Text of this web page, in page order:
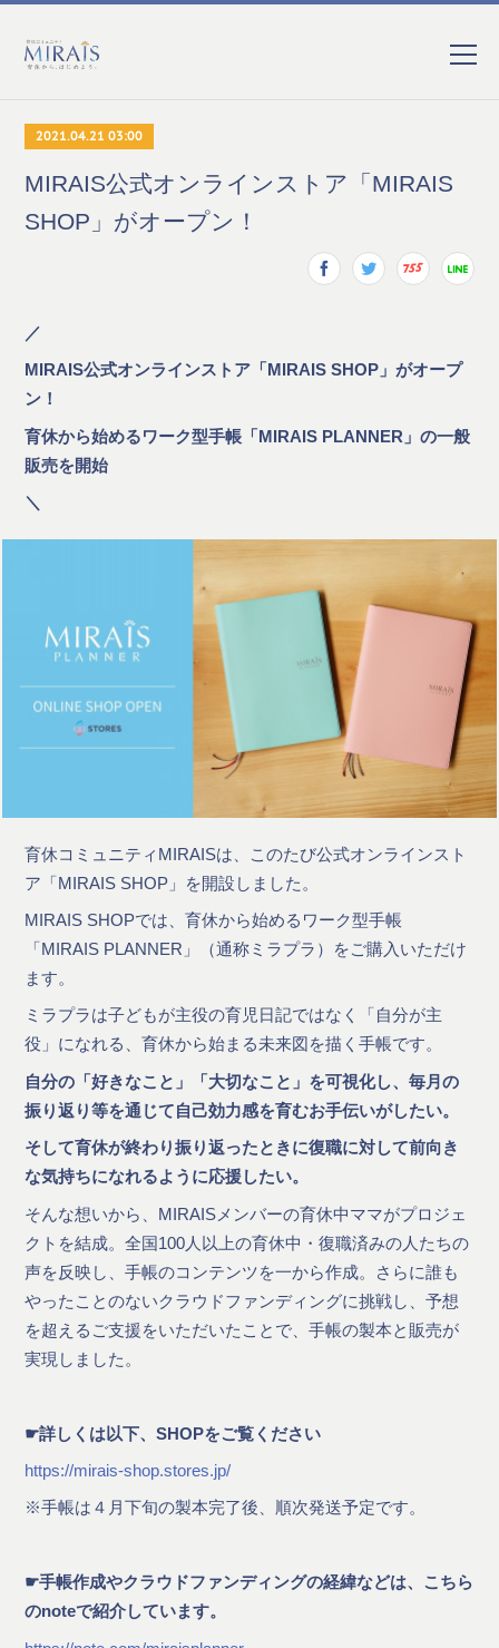
2021.04.21 03:00
MIRAIS公式オンラインストア「MIRAIS
SHOP」がオープン！
／
MIRAIS公式オンラインストア「MIRAIS SHOP」がオープ
ン！
育休から始めるワーク型手帳「MIRAIS PLANNER」の一般
販売を開始
＼
育休コミュニティMIRAISは、このたび公式オンラインスト
ア「MIRAIS SHOP」を開設しました。
MIRAIS SHOPでは、育休から始めるワーク型手帳
「MIRAIS PLANNER」（通称ミラプラ）をご購入いただけ
ます。
ミラプラは子どもが主役の育児日記ではなく「自分が主
役」になれる、育休から始まる未来図を描く手帳です。
自分の「好きなこと」「大切なこと」を可視化し、毎月の
振り返り等を通じて自己効力感を育むお手伝いがしたい。
そして育休が終わり振り返ったときに復職に対して前向き
な気持ちになれるように応援したい。
そんな想いから、MIRAISメンバーの育休中ママがプロジェ
クトを結成。全国100人以上の育休中・復職済みの人たちの
声を反映し、手帳のコンテンツを一から作成。さらに誰も
やったことのないクラウドファンディングに挑戦し、予想
を超えるご支援をいただいたことで、手帳の製本と販売が
実現しました。
☛詳しくは以下、SHOPをご覧ください
https://mirais-shop.stores.jp/
※手帳は４月下旬の製本完了後、順次発送予定です。
☛手帳作成やクラウドファンディングの経緯などは、こちら
のnoteで紹介しています。